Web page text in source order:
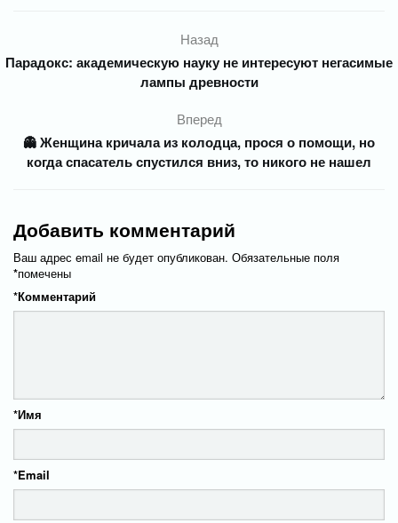
Назад
Парадокс: академическую науку не интересуют негасимые
лампы древности
Вперед
👻 Женщина кричала из колодца, прося о помощи, но
когда спасатель спустился вниз, то никого не нашел
Добавить комментарий
Ваш адрес email не будет опубликован. Обязательные поля
помечены
*
Комментарий
*
Имя
*
Email
*